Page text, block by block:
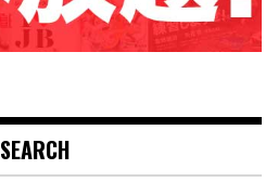
SEARCH